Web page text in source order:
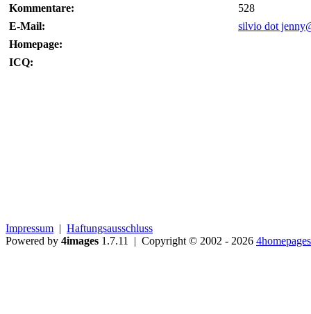
Kommentare:
528
E-Mail:
silvio dot
Homepage:
ICQ:
Impressum | Haftungsausschluss
Powered by 4images 1.7.11 | Copyright © 2002 - 2026